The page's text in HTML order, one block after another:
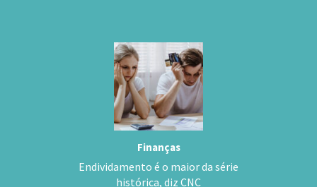
Finanças
Endividamento é o maior da série
histórica, diz CNC